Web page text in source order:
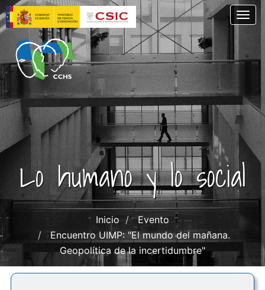
Pasar
al
contenido
principal
Lo humano y lo social
Inicio
Evento
Encuentro UIMP: "El mundo del mañana.
Geopolítica de la incertidumbre"